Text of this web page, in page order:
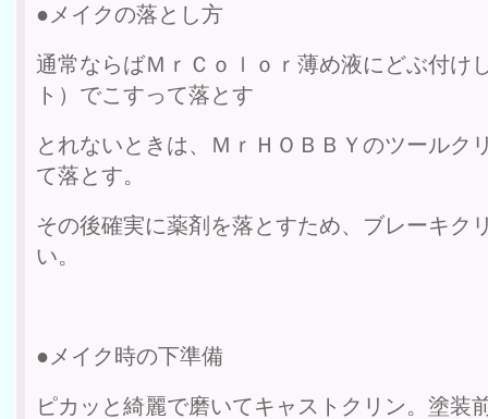
●メイクの落とし方
通常ならばＭｒＣｏｌｏｒ薄め液にどぶ付け
ト）でこすって落とす
とれないときは、ＭｒＨＯＢＢＹのツールク
て落とす。
その後確実に薬剤を落とすため、ブレーキク
い。
●メイク時の下準備
ピカッと綺麗で磨いてキャストクリン。塗装